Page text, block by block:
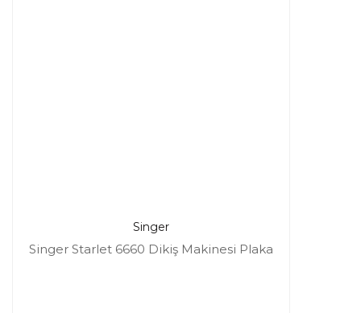
Singer
Singer Starlet 6660 Dikiş Makinesi Plaka